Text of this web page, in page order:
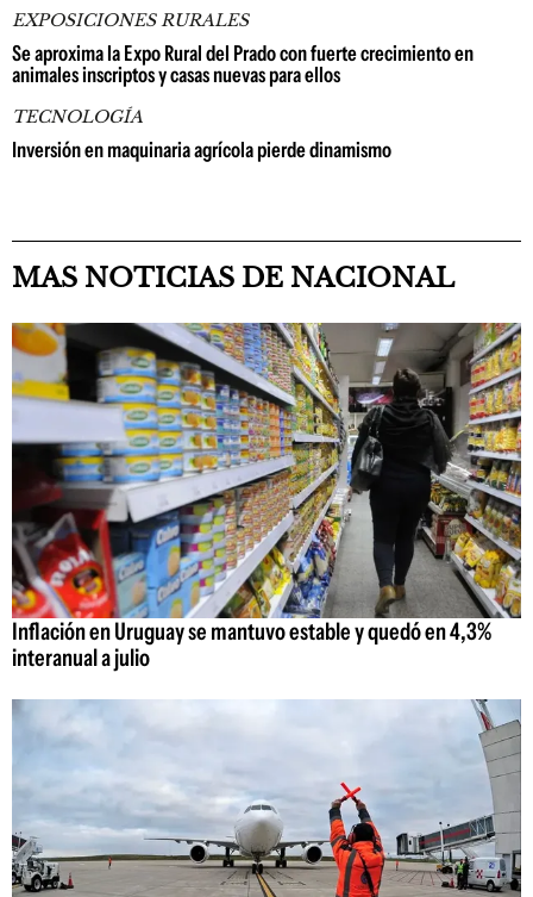
EXPOSICIONES RURALES
Se aproxima la Expo Rural del Prado con fuerte crecimiento en
animales inscriptos y casas nuevas para ellos
TECNOLOGÍA
Inversión en maquinaria agrícola pierde dinamismo
MAS NOTICIAS DE NACIONAL
Inflación en Uruguay se mantuvo estable y quedó en 4,3%
interanual a julio